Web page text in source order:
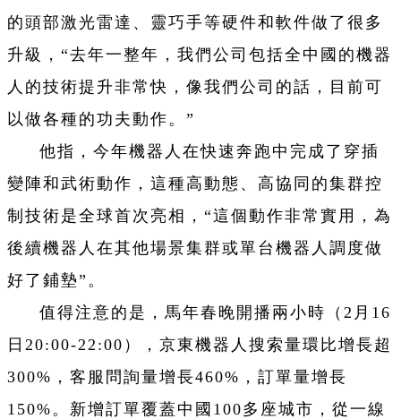
的頭部激光雷達、靈巧手等硬件和軟件做了很多
升級，“去年一整年，我們公司包括全中國的機器
人的技術提升非常快，像我們公司的話，目前可
以做各種的功夫動作。”
他指，今年機器人在快速奔跑中完成了穿插
變陣和武術動作，這種高動態、高協同的集群控
制技術是全球首次亮相，“這個動作非常實用，為
後續機器人在其他場景集群或單台機器人調度做
好了鋪墊”。
值得注意的是，馬年春晚開播兩小時（2月16
日20:00-22:00），京東機器人搜索量環比增長超
300%，客服問詢量增長460%，訂單量增長
150%。新增訂單覆蓋中國100多座城市，從一線